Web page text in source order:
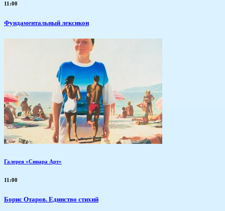
11:00
Фундаментальный лексикон
Галерея «Синара Арт»
11:00
Борис Отаров. Единство стихий